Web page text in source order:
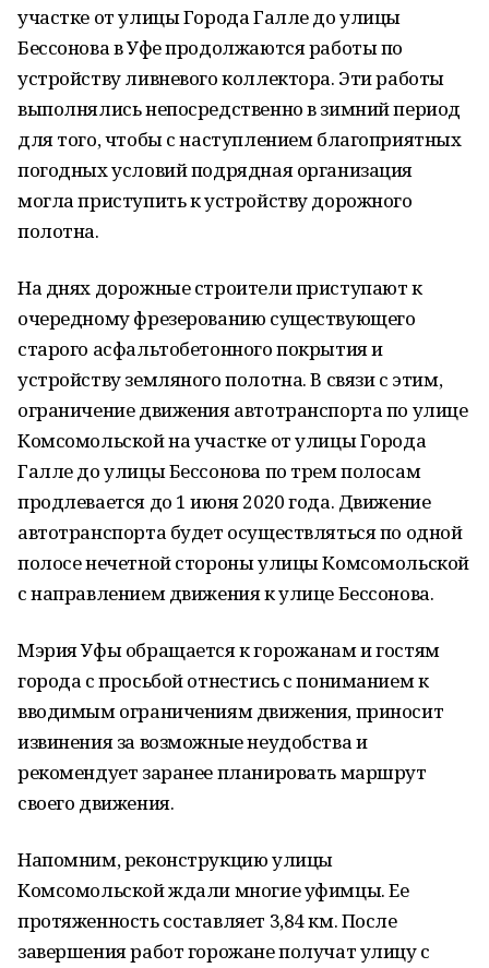
участке от улицы Города Галле до улицы
Бессонова в Уфе продолжаются работы по
устройству ливневого коллектора. Эти работы
выполнялись непосредственно в зимний период
для того, чтобы с наступлением благоприятных
погодных условий подрядная организация
могла приступить к устройству дорожного
полотна.
На днях дорожные строители приступают к
очередному фрезерованию существующего
старого асфальтобетонного покрытия и
устройству земляного полотна. В связи с этим,
ограничение движения автотранспорта по улице
Комсомольской на участке от улицы Города
Галле до улицы Бессонова по трем полосам
продлевается до 1 июня 2020 года. Движение
автотранспорта будет осуществляться по одной
полосе нечетной стороны улицы Комсомольской
с направлением движения к улице Бессонова.
Мэрия Уфы обращается к горожанам и гостям
города с просьбой отнестись с пониманием к
вводимым ограничениям движения, приносит
извинения за возможные неудобства и
рекомендует заранее планировать маршрут
своего движения.
Напомним, реконструкцию улицы
Комсомольской ждали многие уфимцы. Ее
протяженность составляет 3,84 км. После
завершения работ горожане получат улицу с